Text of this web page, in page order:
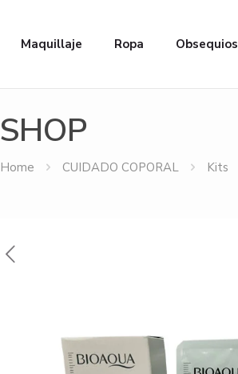
Maquillaje Ropa Obsequios
SHOP
Home CUIDADO COPORAL Kits